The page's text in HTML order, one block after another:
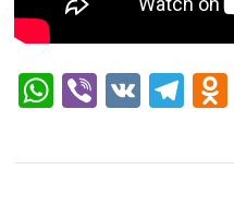
WhatsApp
Viber
VK